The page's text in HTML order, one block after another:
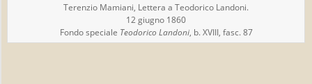
Terenzio Mamiani, Lettera a Teodorico Landoni.
12 giugno 1860
Fondo speciale Teodorico Landoni, b. XVIII, fasc. 87